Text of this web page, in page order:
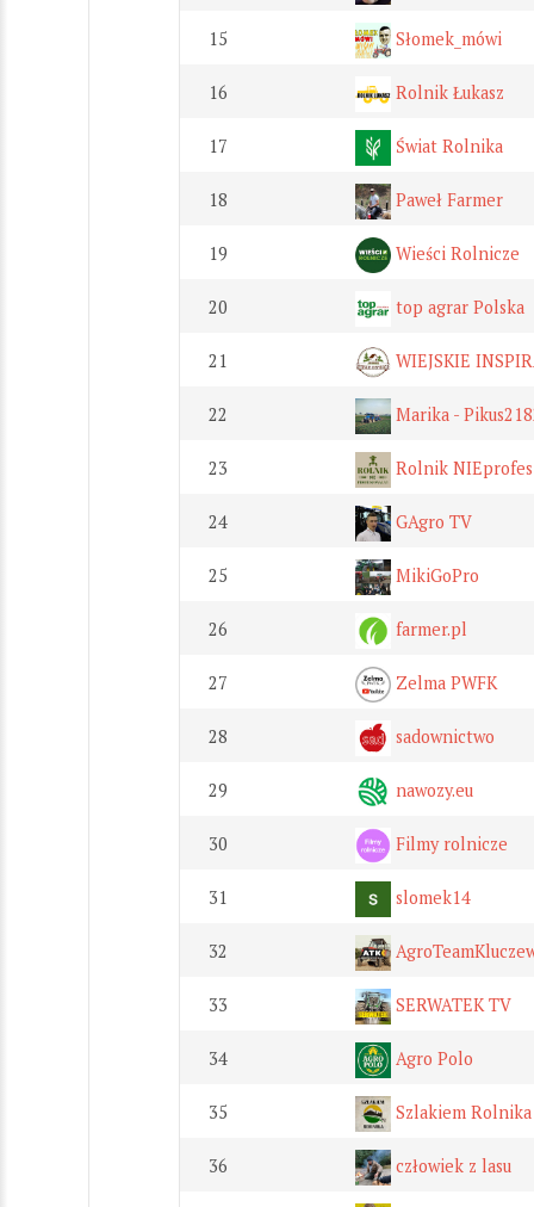
15 Słomek_mówi
16 Rolnik Łukasz
17 Świat Rolnika
18 Paweł Farmer
19 Wieści Rolnicze
20 top agrar Polska
21 WIEJSKIE
22 Marika -
23 Rolnik
24 GAgro TV
25 MikiGoPro
26 farmer.pl
27 Zelma PWFK
28 sadownictwo
29 nawozy.eu
30 Filmy rolnicze
31 slomek14
32
33 SERWATEK TV
34 Agro Polo
35 Szlakiem Rolnika
36 człowiek z lasu